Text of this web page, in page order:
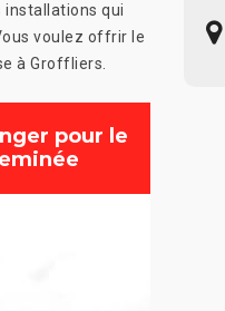
installations qui
voulez offrir le
à Groffliers.
pour le